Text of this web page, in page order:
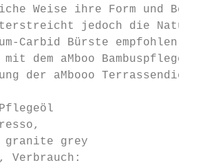
Weise ihre Form und
jedoch die
Carbid Bürste empfohlen.
mit dem aMboo
der aMbooo
granite grey
Verbrauch: